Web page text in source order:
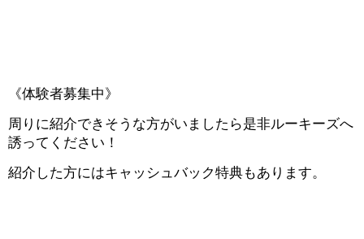
《体験者募集中》
周りに紹介できそうな方がいましたら是非ルーキーズへ
誘ってください！
紹介した方にはキャッシュバック特典もあります。